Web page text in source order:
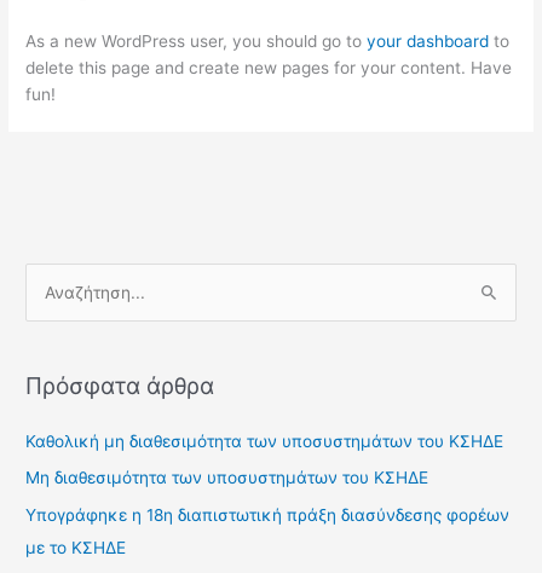
As a new WordPress user, you should go toyour dashboard to
delete this page and create new pages for your content. Have
fun!
α
ή
τ
Πρόσφατα άρθρα
Καθολική μη διαθεσιμότητα των υποσυστημάτων του ΚΣΗΔΕ
Μη διαθεσιμότητα των υποσυστημάτων του ΚΣΗΔΕ
Υπογράφηκε η 18η διαπιστωτική πράξη διασύνδεσης φορέων
με το ΚΣΗΔΕ